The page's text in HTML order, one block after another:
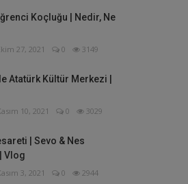
Koçluğu | Nedir, Ne
27, 2021 0 3149
Atatürk Kültür Merkezi |
10, 2021 0 3029
| Sevo & Nes
Vlog
3, 2021 0 2944